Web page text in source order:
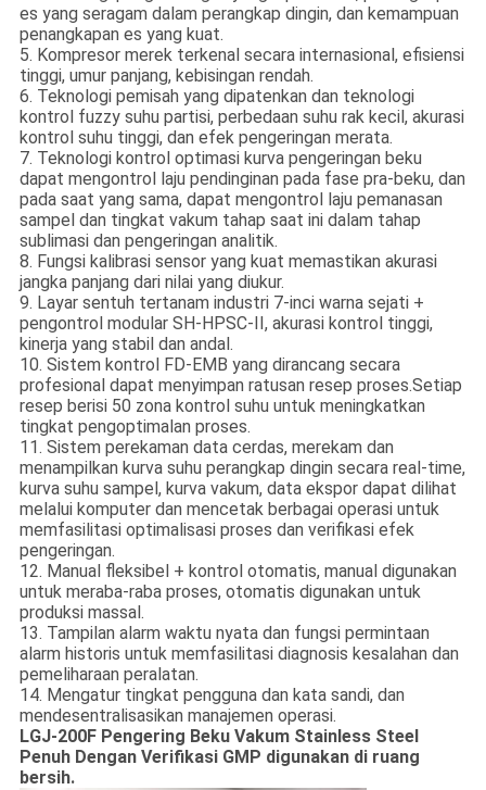
es yang seragam dalam perangkap dingin, dan kemampuan
penangkapan es yang kuat.
5. Kompresor merek terkenal secara internasional, efisiensi
tinggi, umur panjang, kebisingan rendah.
6. Teknologi pemisah yang dipatenkan dan teknologi
kontrol fuzzy suhu partisi, perbedaan suhu rak kecil, akurasi
kontrol suhu tinggi, dan efek pengeringan merata.
7. Teknologi kontrol optimasi kurva pengeringan beku
dapat mengontrol laju pendinginan pada fase pra-beku, dan
pada saat yang sama, dapat mengontrol laju pemanasan
sampel dan tingkat vakum tahap saat ini dalam tahap
sublimasi dan pengeringan analitik.
8. Fungsi kalibrasi sensor yang kuat memastikan akurasi
jangka panjang dari nilai yang diukur.
9. Layar sentuh tertanam industri 7-inci warna sejati +
pengontrol modular SH-HPSC-II, akurasi kontrol tinggi,
kinerja yang stabil dan andal.
10. Sistem kontrol FD-EMB yang dirancang secara
profesional dapat menyimpan ratusan resep proses.Setiap
resep berisi 50 zona kontrol suhu untuk meningkatkan
tingkat pengoptimalan proses.
11. Sistem perekaman data cerdas, merekam dan
menampilkan kurva suhu perangkap dingin secara real-time,
kurva suhu sampel, kurva vakum, data ekspor dapat dilihat
melalui komputer dan mencetak berbagai operasi untuk
memfasilitasi optimalisasi proses dan verifikasi efek
pengeringan.
12. Manual fleksibel + kontrol otomatis, manual digunakan
untuk meraba-raba proses, otomatis digunakan untuk
produksi massal.
13. Tampilan alarm waktu nyata dan fungsi permintaan
alarm historis untuk memfasilitasi diagnosis kesalahan dan
pemeliharaan peralatan.
14. Mengatur tingkat pengguna dan kata sandi, dan
mendesentralisasikan manajemen operasi.
LGJ-200F Pengering Beku Vakum Stainless Steel
Penuh Dengan Verifikasi GMP digunakan di ruang
bersih.